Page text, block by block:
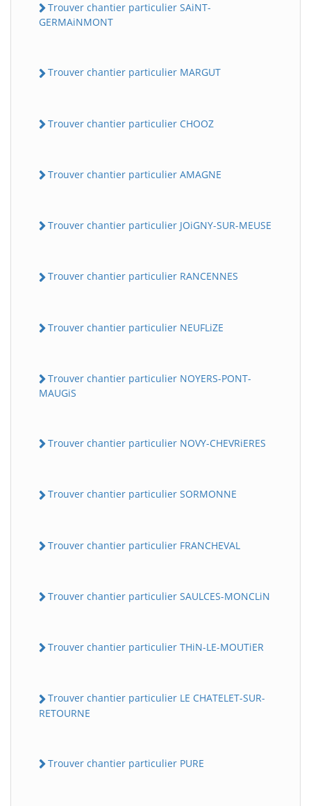
Trouver chantier particulier SAiNT-
GERMAiNMONT
Trouver chantier particulier MARGUT
Trouver chantier particulier CHOOZ
Trouver chantier particulier AMAGNE
Trouver chantier particulier JOiGNY-SUR-MEUSE
Trouver chantier particulier RANCENNES
Trouver chantier particulier NEUFLiZE
Trouver chantier particulier NOYERS-PONT-
MAUGiS
Trouver chantier particulier NOVY-CHEVRiERES
Trouver chantier particulier SORMONNE
Trouver chantier particulier FRANCHEVAL
Trouver chantier particulier SAULCES-MONCLiN
Trouver chantier particulier THiN-LE-MOUTiER
Trouver chantier particulier LE CHATELET-SUR-
RETOURNE
Trouver chantier particulier PURE